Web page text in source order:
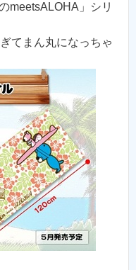
meetsALOHA」シリ
てまん丸になっちゃ